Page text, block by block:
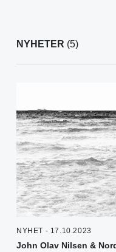
NYHETER (5)
NYHET - 17.10.2023
John Olav Nilsen &